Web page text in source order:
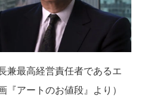
兼最高経営責任者であるエ
『アートのお値段』より）